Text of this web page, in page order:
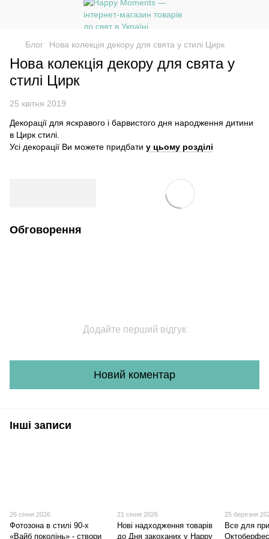
Блог Нова колекція декору для свята у стилі Цирк
Нова колекція декору для свята у
стилі Цирк
25 квітня 2019
Декорації для яскравого і барвистого дня народження дитини
в Цирк стилі.
Усі декорації Ви можете придбати у цьому розділі
Обговорення
Додайте перший відгук
Новий коментар
Інші записи
26 січня 2026
Фотозона в стилі 90-х
«Вайб поколінь» - створи
21 січня 2026
Нові надходження товарів
до Дня закоханих у Happy
25 березня
Все для